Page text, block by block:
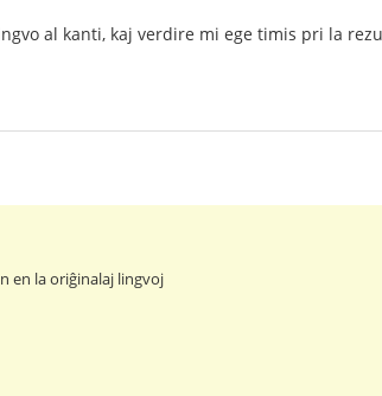
al kanti, kaj verdire mi ege timis pri la
en la oriĝinalaj lingvoj